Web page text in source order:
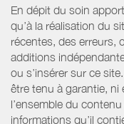
En dépit du soin
qu’à la réalisation du
récentes, des erreurs,
additions
ou s’insérer sur ce
être tenu à garantie,
l’ensemble du
informations qu’il